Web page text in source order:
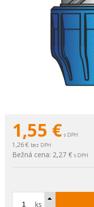
1,55 € s DPH
1,26 € bez DPH
Bežná cena: 2,27 € s DPH
ks